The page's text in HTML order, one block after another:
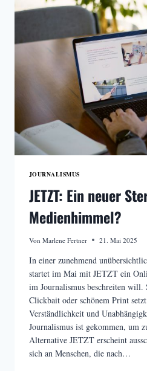
JOURNALISMUS
JETZT: Ein neuer
Medienhimmel?
Von Marlene Fertner 21. Mai 2025
In einer zunehmend
startet im Mai mit JETZT ein
im Journalismus beschreiten
Clickbait oder schönem Print
Verständlichkeit und
Journalismus ist gekommen, um
Alternative JETZT erscheint
sich an Menschen, die nach…